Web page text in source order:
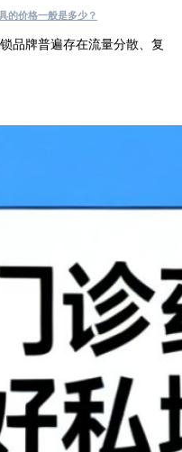
的价格一般是多少？
品牌普遍存在流量分散、复